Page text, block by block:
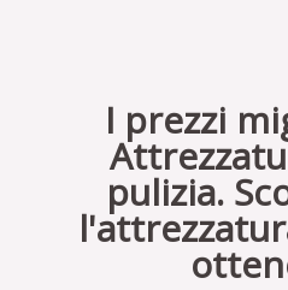
I prezzi
pulizia.